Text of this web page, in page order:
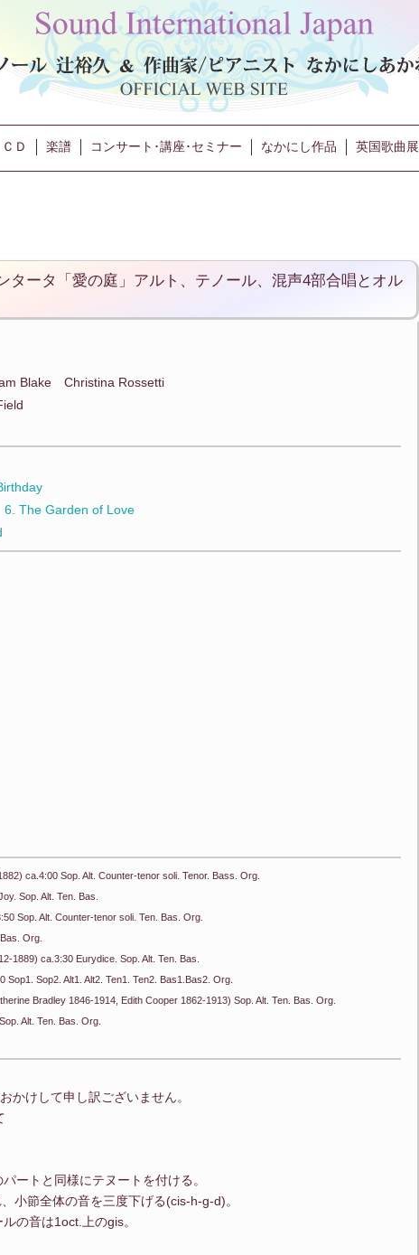
ＣＤ 楽譜 コンサート･講座･セミナー なかにし作品 英国歌曲展
タータ「愛の庭」アルト、テノール、混声4部合唱とオル
Blake Christina Rossetti
6. The Garden of Love
ca.4:00 Sop. Alt. Counter-tenor soli. Tenor. Bass. Org.
Sop. Alt. Ten. Bas.
Sop. Alt. Counter-tenor soli. Ten. Bas. Org.
Org.
1889) ca.3:30 Eurydice. Sop. Alt. Ten. Bas.
Sop1. Sop2. Alt1. Alt2. Ten1. Ten2. Bas1.Bas2. Org.
Bradley 1846-1914, Edith Cooper 1862-1913) Sop. Alt. Ten. Bas. Org.
Alt. Ten. Bas. Org.
かけして申し訳ございません。
ートと同様にテヌートを付ける。
小節全体の音を三度下げる(cis-h-g-d)。
の音は1oct.上のgis。